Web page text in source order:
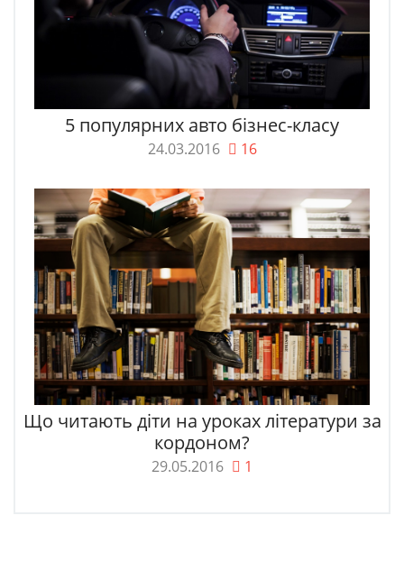
5 популярних авто бізнес-класу
24.03.2016 16
Що читають діти на уроках літератури за
кордоном?
29.05.2016 1